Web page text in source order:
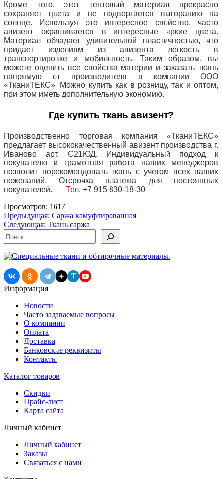
Кроме того, этот тентовый материал прекрасно
сохраняет цвета и не подвергается выгоранию на
солнце. Используя это интересное свойство, часто
авизент окрашивается в интересные яркие цвета.
Материал обладает удивительной пластичностью, что
придает изделиям из авизента легкость в
транспортировке и мобильность. Таким образом, вы
можете оценить все свойства материи и заказать ткань
напрямую от производителя в компании ООО
«ТканиТЕКС». Можно купить как в розницу, так и оптом,
при этом иметь дополнительную экономию.
Где купить ткань авизент?
Производственно торговая компания «ТканиТЕКС»
предлагает высококачественный авизент производства г.
Иваново арт. С21ЮД. Индивидуальный подход к
покупателю и грамотная работа наших менеджеров
позволит порекомендовать ткань с учетом всех ваших
пожеланий. Отсрочка платежа для постоянных
покупателей. Тел. +7 915 830-18-30
Просмотров: 1617
Навигация
по
записям
Предыдущая: Саржа камуфлированная
Следующая: Ткань саржа
Поиск
T
Информация
Новости
Часто задаваемые вопросы
О компании
Оплата
Доставка
Банковские реквизиты
Контакты
Каталог товаров
Скидки
Прайс-лист
Карта сайта
Личный кабинет
Личный кабинет
Заказы
Связаться с нами